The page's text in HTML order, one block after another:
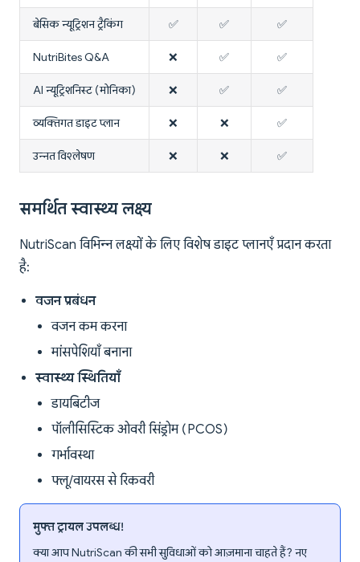
बेसिक न्यूट्रिशन ट्रैकिंग ✅ ✅ ✅
NutriBites Q&A ❌ ✅ ✅
AI न्यूट्रिशनिस्ट (मोनिका) ❌ ✅ ✅
व्यक्तिगत डाइट प्लान ❌ ❌ ✅
उन्नत विश्लेषण ❌ ❌ ✅
समर्थित स्वास्थ्य लक्ष्य
NutriScan विभिन्न लक्ष्यों के लिए विशेष डाइट प्लानएँ प्रदान करता
है:
वजन प्रबंधन
वजन कम करना
मांसपेशियाँ बनाना
स्वास्थ्य स्थितियाँ
डायबिटीज
पॉलीसिस्टिक ओवरी सिंड्रोम (PCOS)
गर्भावस्था
फ्लू/वायरस से रिकवरी
मुफ्त ट्रायल उपलब्ध!
क्या आप NutriScan की सभी सुविधाओं को आज़माना चाहते हैं? नए